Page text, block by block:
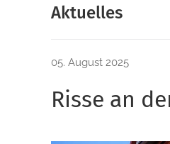
Aktuelles
05. August 2025
Risse an